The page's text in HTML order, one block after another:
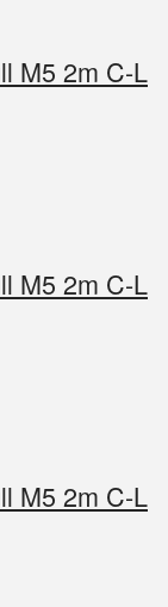
M5 2m C-L
M5 2m C-L
M5 2m C-L